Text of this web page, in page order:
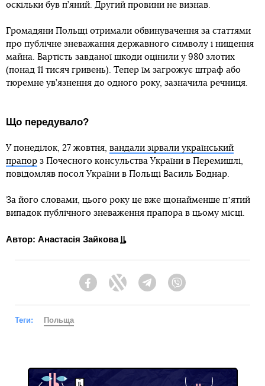
оскільки був п’яний. Другий провини не визнав.
Громадяни Польщі отримали обвинувачення за статтями
про публічне зневажання державного символу і нищення
майна. Вартість завданої шкоди оцінили у 980 злотих
(понад 11 тисяч гривень). Тепер їм загрожує штраф або
тюремне ув’язнення до одного року, зазначила речниця.
Що передувало?
У понеділок, 27 жовтня, вандали зірвали український
прапор з Почесного консульства України в Перемишлі,
повідомляв посол України в Польщі Василь Боднар.
За його словами, цього року це вже щонайменше пʼятий
випадок публічного зневаження прапора в цьому місці.
Автор: Анастасія Зайкова
FacebookTwitter Telegram
Теги: Польща